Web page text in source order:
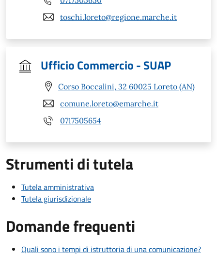
toschi.loreto@regione.marche.it
Ufficio Commercio - SUAP
Corso Boccalini, 32 60025 Loreto (AN)
comune.loreto@emarche.it
0717505654
Strumenti di tutela
Tutela amministrativa
Tutela giurisdizionale
Domande frequenti
Quali sono i tempi di istruttoria di una comunicazione?